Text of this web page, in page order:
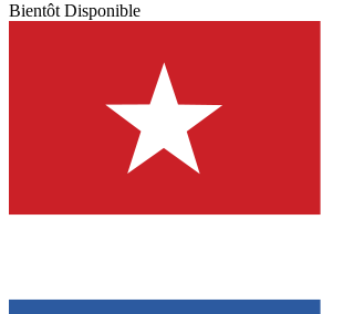
Bientôt Disponible